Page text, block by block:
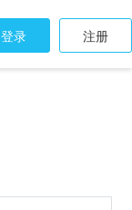
登录 注册